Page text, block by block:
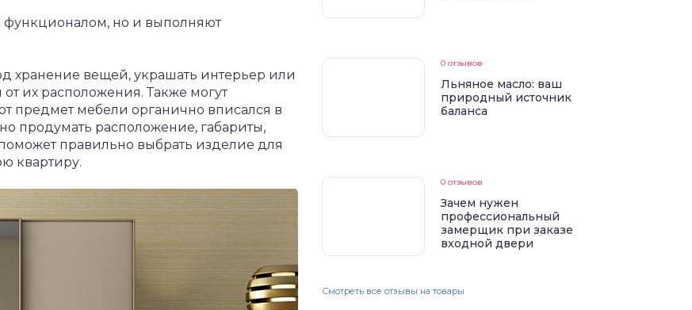
но и выполняют
хранение вещей, украшать интерьер или
их расположения. Также могут
предмет мебели органично вписался в
продумать расположение, габариты,
правильно выбрать изделие для
квартиру.
0 отзывов
Льняное масло: ваш
природный источник
баланса
0 отзывов
Зачем нужен
профессиональный
замерщик при заказе
входной двери
Смотреть все отзывы на товары